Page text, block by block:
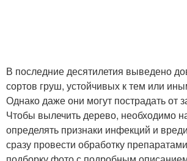
В последние десятилетия выведено
сортов груш, устойчивых к тем или
Однако даже они могут пострадать от
Чтобы вылечить дерево, необходимо
определять признаки инфекций и
сразу провести обработку